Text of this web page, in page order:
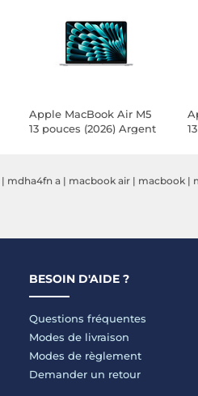
Apple MacBook Air M5
13 pouces (2026) Argent
| mdha4fn a | macbook air | macbook |
BESOIN D'AIDE ?
Questions fréquentes
Modes de livraison
Modes de règlement
Demander un retour